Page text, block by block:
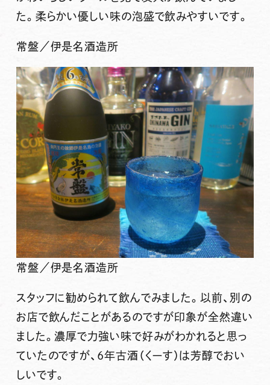
た。柔らかい優しい味の泡盛で飲みやすいです。
常盤／伊是名酒造所
常盤／伊是名酒造所
スタッフに勧められて飲んでみました。以前、別の
お店で飲んだことがあるのですが印象が全然違い
ました。濃厚で力強い味で好みがわかれると思っ
ていたのですが、6年古酒（くーす）は芳醇でおい
しいです。